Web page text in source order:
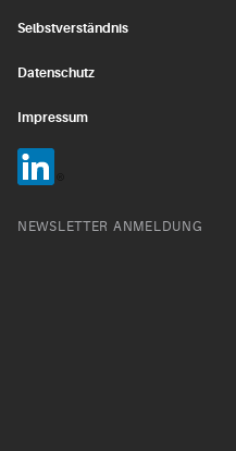
Selbstverständnis
Datenschutz
Impressum
NEWSLETTER ANMELDUNG